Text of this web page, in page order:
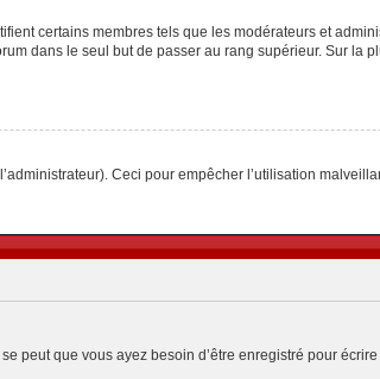
certains membres tels que les modérateurs et
dans le seul but de passer au rang supérieur. Sur
Ceci pour empêcher l’utilisation
peut que vous ayez besoin d’être enregistré pour